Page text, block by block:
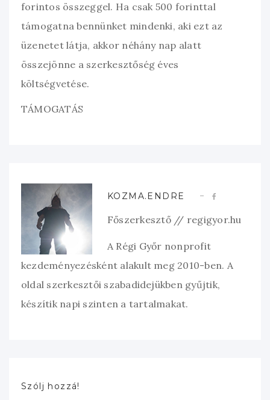
forintos összeggel. Ha csak 500 forinttal
támogatna bennünket mindenki, aki ezt az
üzenetet látja, akkor néhány nap alatt
összejönne a szerkesztőség éves
költségvetése.
TÁMOGATÁS
KOZMA.ENDRE
Főszerkesztő // regigyor.hu
A Régi Győr nonprofit
kezdeményezésként alakult meg 2010-ben. A
oldal szerkesztői szabadidejükben gyűjtik,
készítik napi szinten a tartalmakat.
Szólj hozzá!